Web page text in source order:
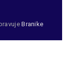
Branike